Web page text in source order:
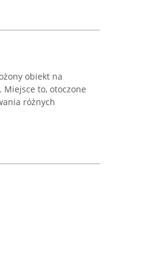
obiekt na
to, otoczone
różnych